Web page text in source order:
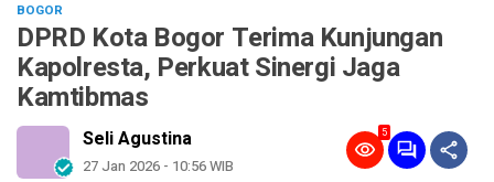
BOGOR
DPRD Kota Bogor Terima Kunjungan
Kapolresta, Perkuat Sinergi Jaga
Kamtibmas
Seli Agustina
27 Jan 2026 - 10:56 WIB
5